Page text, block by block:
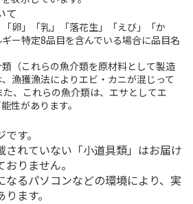
て
卵」「乳」「落花生」「えび」「か
ー特定8品目を含んでいる場合に品目名
（これらの魚介類を原材料として製造
漁獲漁法によりエビ・カニが混じって
、これらの魚介類は、エサとしてエ
性があります。
す。
されていない「小道具類」はお届け
りません。
なるパソコンなどの環境により、実
ます。